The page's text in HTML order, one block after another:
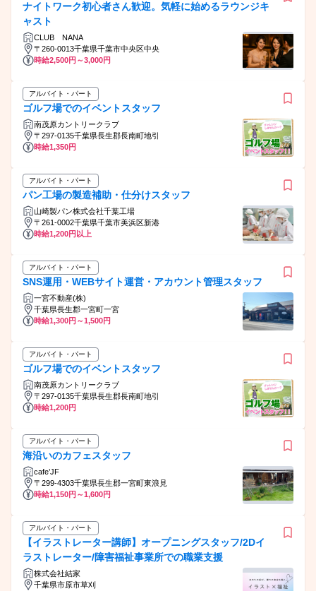
ナイトワーク初心者さん歓迎。気軽に始めるラウンジキ
ャスト
CLUB NANA
〒260-0013千葉県千葉市中央区中央
時給2,500円～3,000円
アルバイト・パート
ゴルフ場でのイベントスタッフ
南茂原カントリークラブ
〒297-0135千葉県長生郡長南町地引
時給1,350円
アルバイト・パート
パン工場の製造補助・仕分けスタッフ
山崎製パン株式会社千葉工場
〒261-0002千葉県千葉市美浜区新港
時給1,200円以上
アルバイト・パート
SNS運用・WEBサイト運営・アカウント管理スタッフ
一宮不動産(株)
千葉県長生郡一宮町一宮
時給1,300円～1,500円
アルバイト・パート
ゴルフ場でのイベントスタッフ
南茂原カントリークラブ
〒297-0135千葉県長生郡長南町地引
時給1,200円
アルバイト・パート
海沿いのカフェスタッフ
cafe’JF
〒299-4303千葉県長生郡一宮町東浪見
時給1,150円～1,600円
アルバイト・パート
【イラストレーター講師】オープニングスタッフ/2Dイ
ラストレーター/障害福祉事業所での職業支援
株式会社結家
千葉県市原市草刈